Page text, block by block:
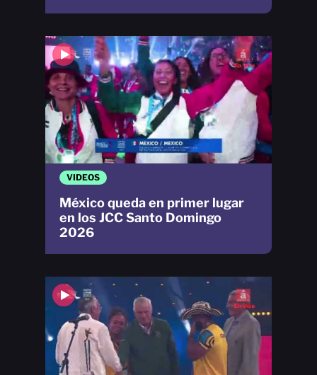
VIDEOS
México queda en primer lugar
en los JCC Santo Domingo
2026